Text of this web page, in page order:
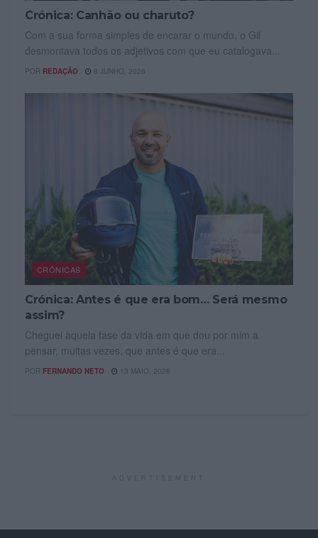
Crónica: Canhão ou charuto?
Com a sua forma simples de encarar o mundo, o Gil
desmontava todos os adjetivos com que eu catalogava...
POR REDAÇÃO 8 JUNHO, 2026
CRÓNICAS
Crónica: Antes é que era bom… Será mesmo
assim?
Cheguei àquela fase da vida em que dou por mim a
pensar, muitas vezes, que antes é que era...
POR FERNANDO NETO 13 MAIO, 2026